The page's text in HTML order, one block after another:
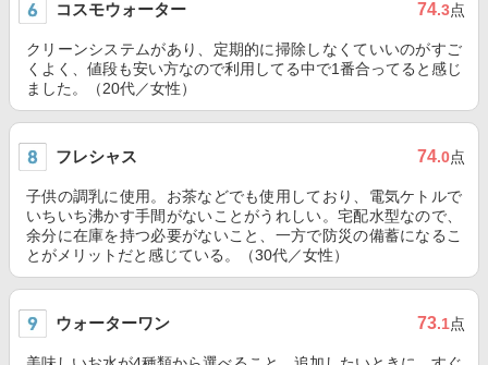
コスモウォーター 74.3点
クリーンシステムがあり、定期的に掃除しなくていいのがすご
くよく、値段も安い方なので利用してる中で1番合ってると感じ
ました。（20代／女性）
フレシャス 74.0点
子供の調乳に使用。お茶などでも使用しており、電気ケトルで
いちいち沸かす手間がないことがうれしい。宅配水型なので、
余分に在庫を持つ必要がないこと、一方で防災の備蓄になるこ
とがメリットだと感じている。（30代／女性）
ウォーターワン 73.1点